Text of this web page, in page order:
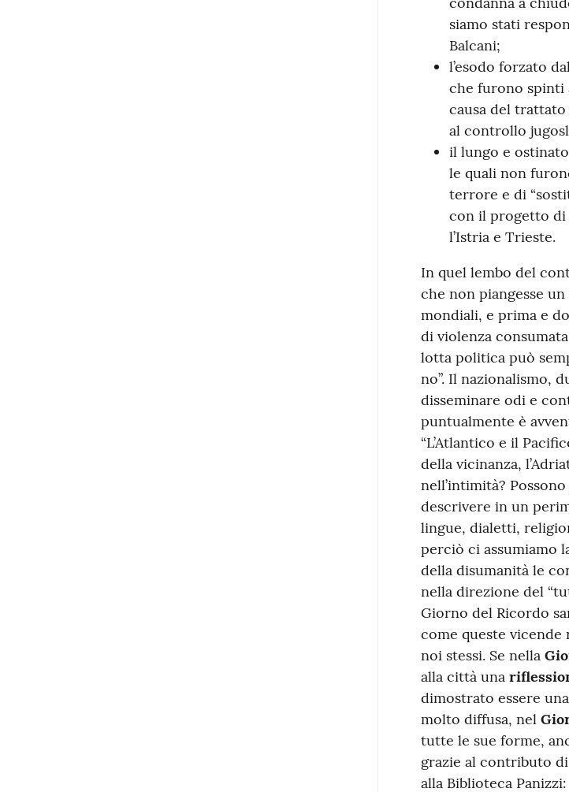
siamo stati
Balcani;
l’esodo forzato
che furono spinti
causa del trattato
al controllo
il lungo e
le quali non
terrore e di
con il progetto di
l’Istria e Trieste.
In quel lembo del
che non piangesse
mondiali, e prima e
di violenza
lotta politica può
no”. Il nazionalismo,
disseminare odi e
puntualmente è
“L’Atlantico e il
della vicinanza,
nell’intimità?
descrivere in un
lingue, dialetti,
perciò ci assumiamo
della disumanità le
nella direzione del
Giorno del Ricordo
come queste vicende
noi stessi. Se nella
alla città una
dimostrato essere
molto diffusa, nel
tutte le sue forme,
grazie al contributo
alla Biblioteca Panizzi: